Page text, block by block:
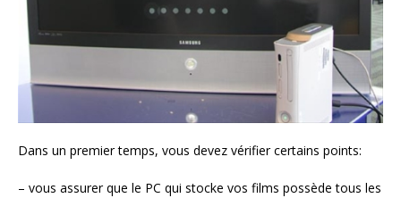
Dans un premier temps, vous devez vérifier certains points:
– vous assurer que le PC qui stocke vos films possède tous les